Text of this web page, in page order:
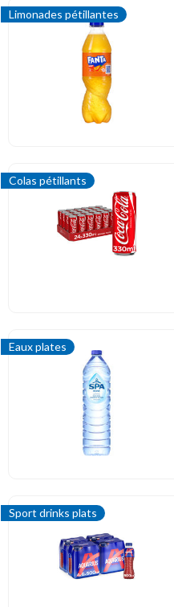
Limonades pétillantes
Colas pétillants
Eaux plates
Sport drinks plats